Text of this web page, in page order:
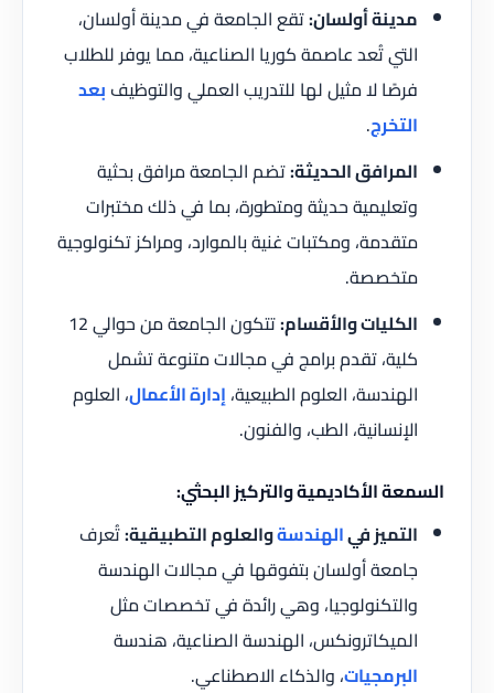
مدينة أولسان:تقع الجامعة في مدينة أولسان،
التي تُعد عاصمة كوريا الصناعية، مما يوفر للطلاب
فرصًا لا مثيل لها للتدريب العملي والتوظيفبعد
التخرج.
المرافق الحديثة:تضم الجامعة مرافق بحثية
وتعليمية حديثة ومتطورة، بما في ذلك مختبرات
متقدمة، ومكتبات غنية بالموارد، ومراكز تكنولوجية
متخصصة.
الكليات والأقسام:
تتكون الجامعة من حوالي 12
كلية، تقدم برامج في مجالات متنوعة تشمل
الهندسة، العلوم الطبيعية،إدارة الأعمال، العلوم
الإنسانية، الطب، والفنون.
السمعة الأكاديمية والتركيز البحثي:
التميز فيالهندسةوالعلوم التطبيقية:تُعرف
جامعة أولسان بتفوقها في مجالات الهندسة
والتكنولوجيا، وهي رائدة في تخصصات مثل
الميكاترونكس، الهندسة الصناعية، هندسة
البرمجيات، والذكاء الاصطناعي.